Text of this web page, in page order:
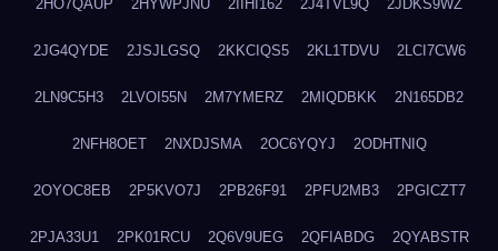
2HO7QAUP 2HYWPJNU 2IIHI162 2J4TVL9Q 2JDKS9WZ
2JG4QYDE 2JSJLGSQ 2KKCIQS5 2KL1TDVU 2LCI7CW6
2LN9C5H3 2LVOI55N 2M7YMERZ 2MIQDBKK 2N165DB2
2NFH8OET 2NXDJSMA 2OC6YQYJ 2ODHTNIQ
2OYOC8EB 2P5KVO7J 2PB26F91 2PFU2MB3 2PGICZT7
2PJA33U1 2PK01RCU 2Q6V9UEG 2QFIABDG 2QYABSTR